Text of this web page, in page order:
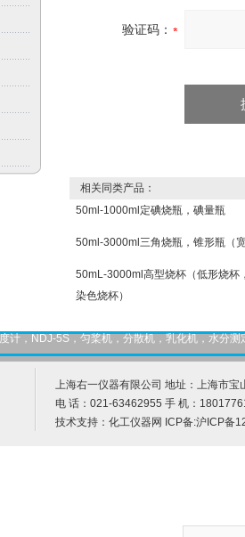
验证码：
相关同类产品：
50ml-1000ml定碘烧瓶，碘量瓶
50ml-3000ml三角烧瓶，锥形瓶（
50mL-3000ml高型烧杯（低形烧杯
染色烧杯）
计，NDJ-5S，匀桨机，分散机，乳化机，水分
上海右一仪器有限公司 地址：上海市宝
电 话：021-63462955 手 机：
技术支持： 化工仪器网 ICP备:沪ICP备